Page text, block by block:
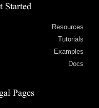
Started
Resources
Tutorials
Examples
Docs
Pages